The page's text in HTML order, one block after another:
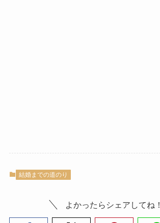
結婚までの道のり
よかったらシェアしてね！